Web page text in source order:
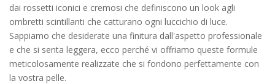
dai rossetti iconici e cremosi che definiscono un look agli
ombretti scintillanti che catturano ogni luccichio di luce.
Sappiamo che desiderate una finitura dall'aspetto professionale
e che si senta leggera, ecco perché vi offriamo queste formule
meticolosamente realizzate che si fondono perfettamente con
la vostra pelle.